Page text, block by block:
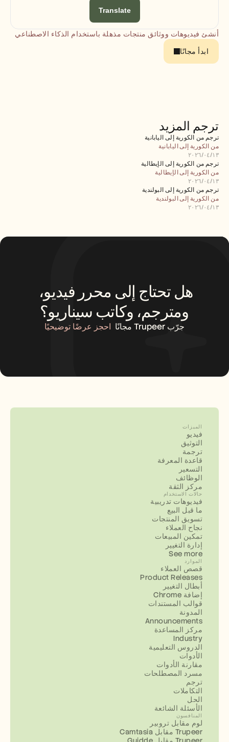
أنشئ فيديوهات ووثائق منتجات مذهلة باستخدام الذكاء الاصطناعي
ابدأ مجانًا
Translate
ترجم المزيد
ترجم من الكورية إلى اليابانية
من الكورية إلى اليابانية
١٣‏/٠٤‏/٢٠٢٦
ترجم من الكورية إلى الإيطالية
من الكورية إلى الإيطالية
١٣‏/٠٤‏/٢٠٢٦
ترجم من الكورية إلى البولندية
من الكورية إلى البولندية
١٣‏/٠٤‏/٢٠٢٦
ومترجم، وكاتب سيناريو؟
جرّب Trupeer مجانًا احجز عرضًا توضيحيًا
الميزات
فيديو
التوثيق
ترجمة
قاعدة المعرفة
التسعير
الوظائف
مركز الثقة
حالات الاستخدام
فيديوهات تدريبية
ما قبل البيع
تسويق المنتجات
نجاح العملاء
تمكين المبيعات
إدارة التغيير
See more
الموارد
قصص العملاء
Product Releases
أبطال التغيير
إضافة Chrome
قوالب المستندات
المدونة
Announcements
مركز المساعدة
Industry
الدروس التعليمية
الأدوات
مقارنة الأدوات
مسرد المصطلحات
ترجم
التكاملات
الحل
الأسئلة الشائعة
المنافسون
لوم مقابل تروبير
Camtasia مقابل Trupeer
التسعير
الوظائف